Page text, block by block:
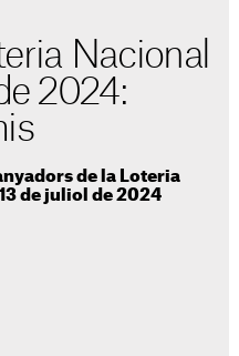
Nacional
2024:
de la Loteria
de juliol de 2024